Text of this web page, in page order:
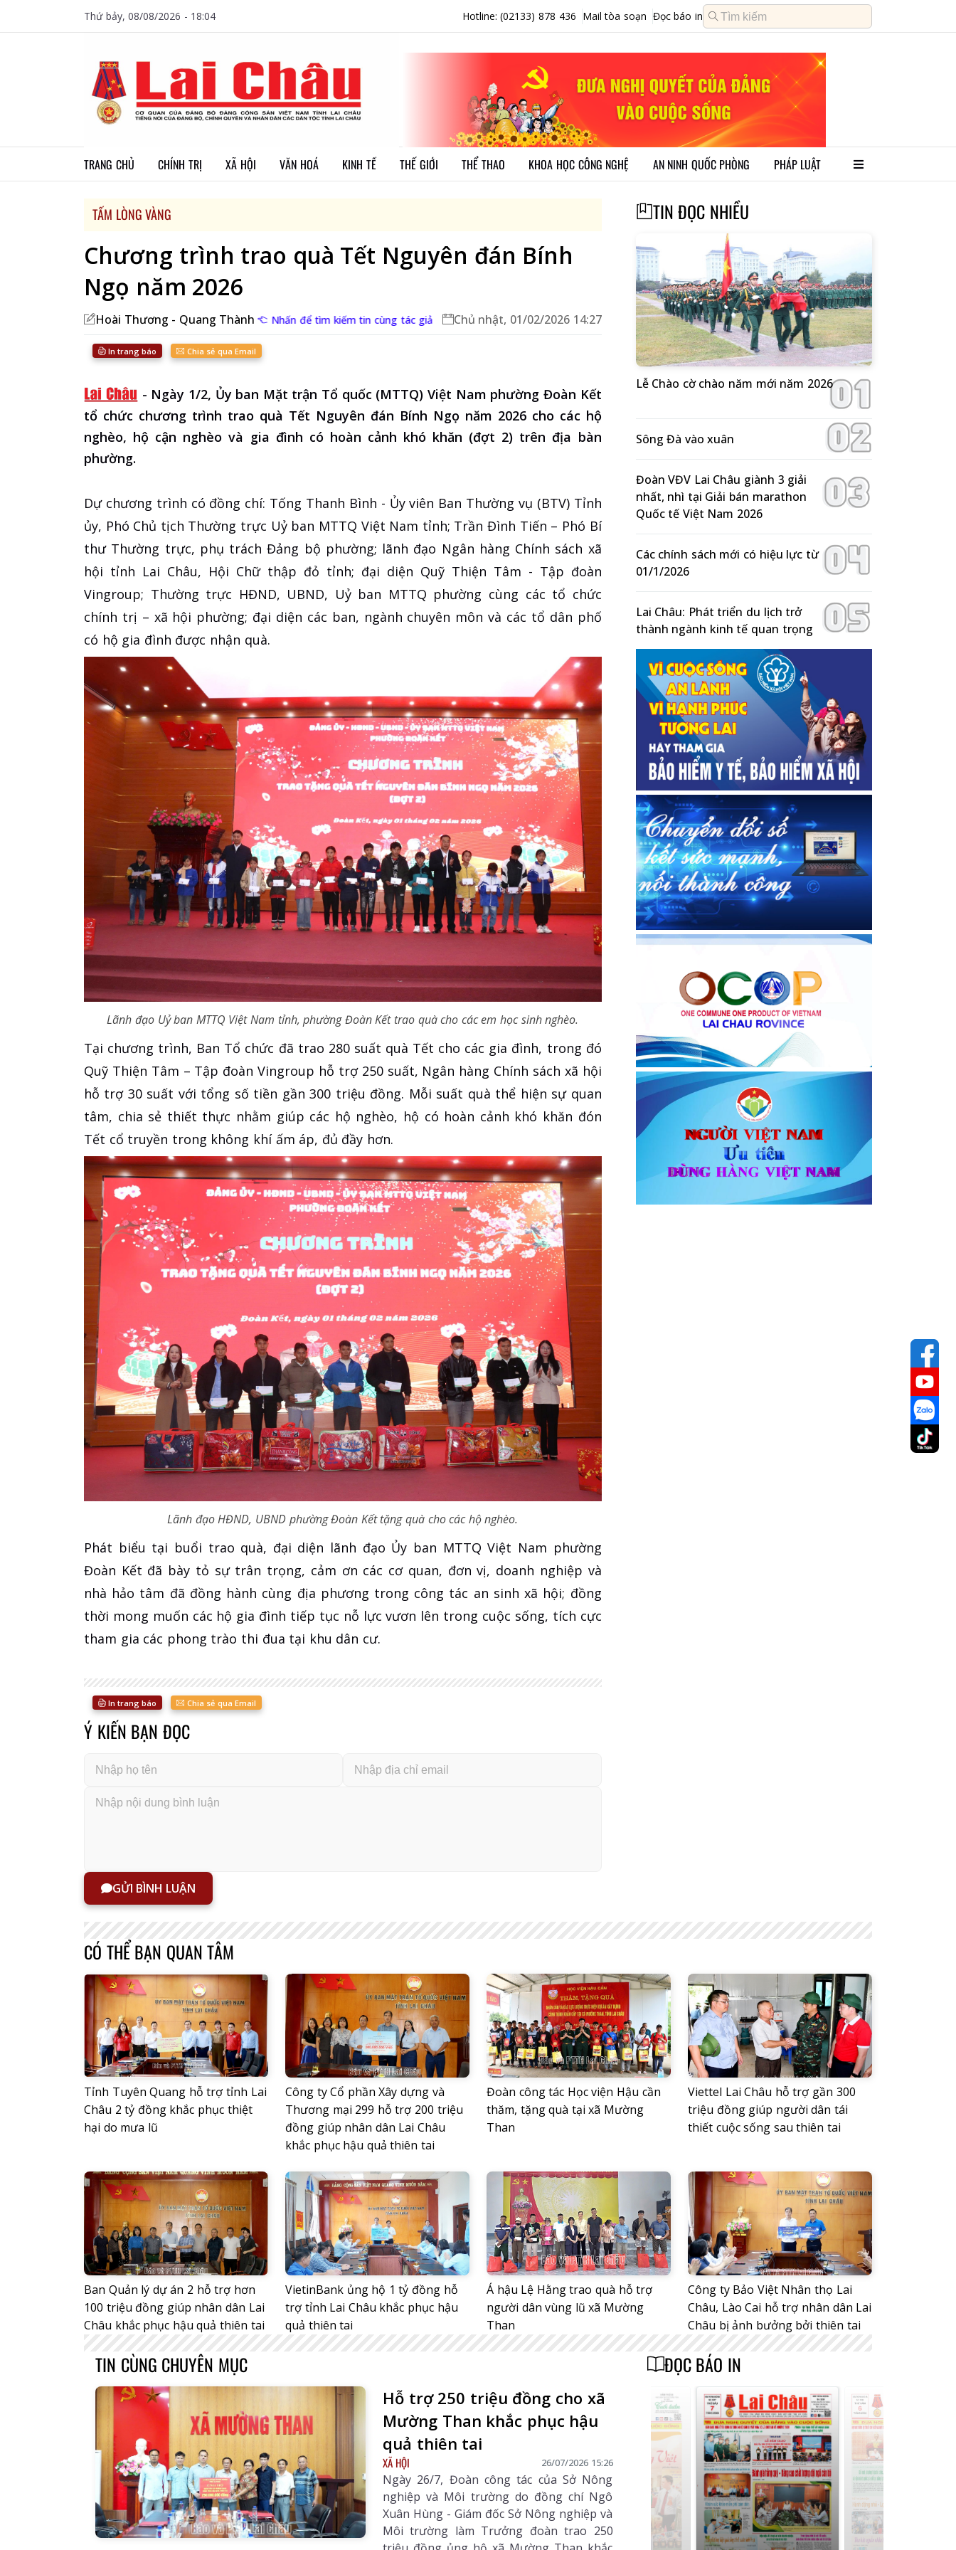
Thứ bảy, 08/08/2026 - 18:04 Hotline: (02133) 878 436 Mail tòa soạn Đọc báo in
TRANG CHỦ CHÍNH TRỊ XÃ HỘI VĂN HOÁ KINH TẾ THẾ GIỚI THỂ THAO KHOA HỌC CÔNG NGHỆ AN NINH QUỐC PHÒNG PHÁP LUẬT
TẤM LÒNG VÀNG
Chương trình trao quà Tết Nguyên đán Bính
Ngọ năm 2026
Hoài Thương - Quang Thành Nhấn để tìm kiếm tin cùng tác giả Chủ nhật, 01/02/2026 14:27
In trang báo Chia sẻ qua Email
- Ngày 1/2, Ủy ban Mặt trận Tổ quốc (MTTQ) Việt Nam phường Đoàn Kết
tổ chức chương trình trao quà Tết Nguyên đán Bính Ngọ năm 2026 cho các hộ
nghèo, hộ cận nghèo và gia đình có hoàn cảnh khó khăn (đợt 2) trên địa bàn
phường.
Dự chương trình có đồng chí: Tống Thanh Bình - Ủy viên Ban Thường vụ (BTV) Tỉnh
ủy, Phó Chủ tịch Thường trực Uỷ ban MTTQ Việt Nam tỉnh; Trần Đình Tiến – Phó Bí
thư Thường trực, phụ trách Đảng bộ phường; lãnh đạo Ngân hàng Chính sách xã
hội tỉnh Lai Châu, Hội Chữ thập đỏ tỉnh; đại diện Quỹ Thiện Tâm - Tập đoàn
Vingroup; Thường trực HĐND, UBND, Uỷ ban MTTQ phường cùng các tổ chức
chính trị – xã hội phường; đại diện các ban, ngành chuyên môn và các tổ dân phố
có hộ gia đình được nhận quà.
Lãnh đạo Uỷ ban MTTQ Việt Nam tỉnh, phường Đoàn Kết trao quà cho các em học sinh nghèo.
Tại chương trình, Ban Tổ chức đã trao 280 suất quà Tết cho các gia đình, trong đó
Quỹ Thiện Tâm – Tập đoàn Vingroup hỗ trợ 250 suất, Ngân hàng Chính sách xã hội
hỗ trợ 30 suất với tổng số tiền gần 300 triệu đồng. Mỗi suất quà thể hiện sự quan
tâm, chia sẻ thiết thực nhằm giúp các hộ nghèo, hộ có hoàn cảnh khó khăn đón
Tết cổ truyền trong không khí ấm áp, đủ đầy hơn.
Lãnh đạo HĐND, UBND phường Đoàn Kết tặng quà cho các hộ nghèo.
Phát biểu tại buổi trao quà, đại diện lãnh đạo Ủy ban MTTQ Việt Nam phường
Đoàn Kết đã bày tỏ sự trân trọng, cảm ơn các cơ quan, đơn vị, doanh nghiệp và
nhà hảo tâm đã đồng hành cùng địa phương trong công tác an sinh xã hội; đồng
thời mong muốn các hộ gia đình tiếp tục nỗ lực vươn lên trong cuộc sống, tích cực
tham gia các phong trào thi đua tại khu dân cư.
In trang báo Chia sẻ qua Email
Ý KIẾN BẠN ĐỌC
GỬI BÌNH LUẬN
TIN ĐỌC NHIỀU
Lễ Chào cờ chào năm mới năm 2026
Sông Đà vào xuân
Đoàn VĐV Lai Châu giành 3 giải
nhất, nhì tại Giải bán marathon
Quốc tế Việt Nam 2026
Các chính sách mới có hiệu lực từ
01/1/2026
Lai Châu: Phát triển du lịch trở
thành ngành kinh tế quan trọng
CÓ THỂ BẠN QUAN TÂM
Tỉnh Tuyên Quang hỗ trợ tỉnh Lai
Châu 2 tỷ đồng khắc phục thiệt
hại do mưa lũ
Công ty Cổ phần Xây dựng và
Thương mại 299 hỗ trợ 200 triệu
đồng giúp nhân dân Lai Châu
khắc phục hậu quả thiên tai
Đoàn công tác Học viện Hậu cần
thăm, tặng quà tại xã Mường
Than
Viettel Lai Châu hỗ trợ gần 300
triệu đồng giúp người dân tái
thiết cuộc sống sau thiên tai
Ban Quản lý dự án 2 hỗ trợ hơn
100 triệu đồng giúp nhân dân Lai
Châu khắc phục hậu quả thiên tai
VietinBank ủng hộ 1 tỷ đồng hỗ
trợ tỉnh Lai Châu khắc phục hậu
quả thiên tai
Á hậu Lệ Hằng trao quà hỗ trợ
người dân vùng lũ xã Mường
Than
Công ty Bảo Việt Nhân thọ Lai
Châu, Lào Cai hỗ trợ nhân dân Lai
Châu bị ảnh bưởng bởi thiên tai
TIN CÙNG CHUYÊN MỤC
Hỗ trợ 250 triệu đồng cho xã
Mường Than khắc phục hậu
quả thiên tai
XÃ HỘI 26/07/2026 15:26
Ngày 26/7, Đoàn công tác của Sở Nông
nghiệp và Môi trường do đồng chí Ngô
Xuân Hùng - Giám đốc Sở Nông nghiệp và
Môi trường làm Trưởng đoàn trao 250
ĐỌC BÁO IN